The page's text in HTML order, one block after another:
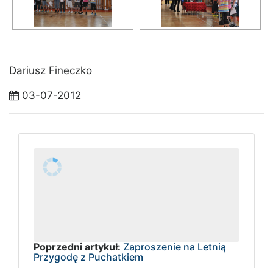
Dariusz Fineczko
03-07-2012
Poprzedni artykuł: Zaproszenie na Letnią
Przygodę z Puchatkiem